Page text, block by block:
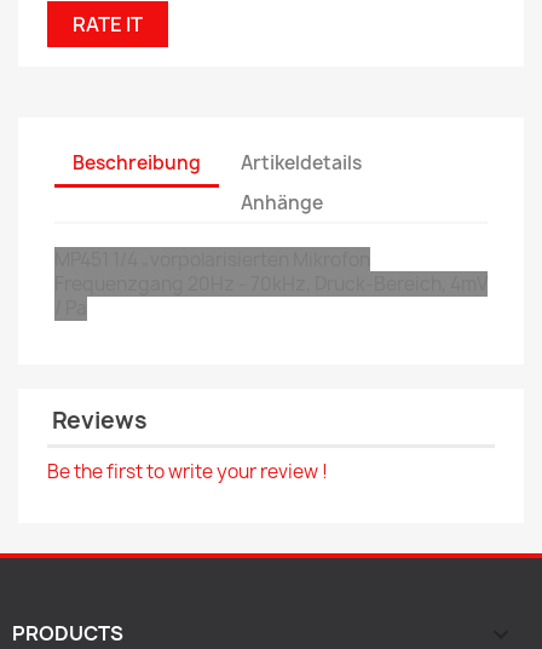
RATE IT
Beschreibung
Artikeldetails
Anhänge
Reviews
Be the first to write your review !
PRODUCTS